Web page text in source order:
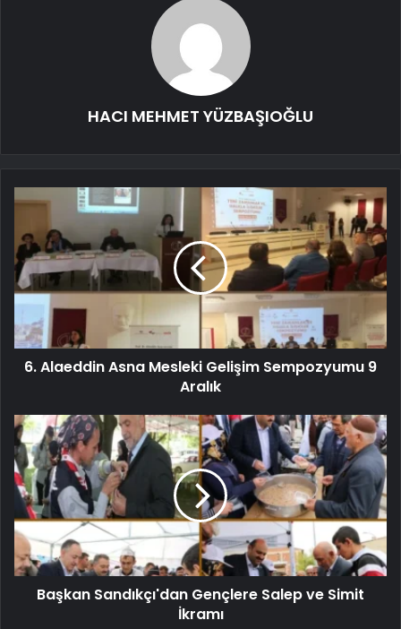
HACI MEHMET YÜZBAŞIOĞLU
6. Alaeddin Asna Mesleki Gelişim Sempozyumu 9
Aralık
Başkan Sandıkçı'dan Gençlere Salep ve Simit
İkramı